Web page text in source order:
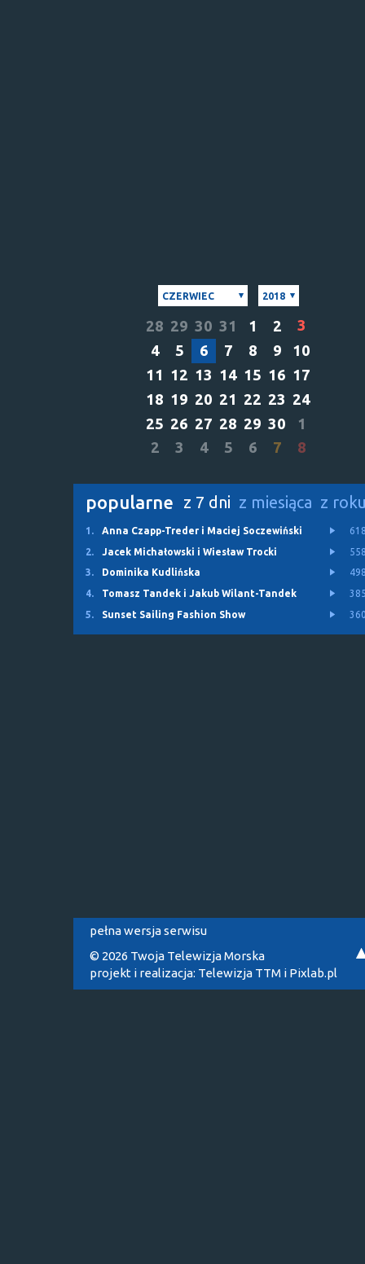
CZERWIEC 2018
28 29 30 31 1 2
3
4
5 6 7 8 9
10
11 12 13 14 15 16 17
18 19 20 21 22 23 24
25 26 27 28 29 30
1
2
3 4 5 6 7 8
popularne z 7 dni z miesiąca z
1. Anna Czapp-Treder i Maciej Soczewiński
2.
Jacek Michałowski i Wiesław Trocki
3.
Dominika Kudlińska
4.
Tomasz Tandek i Jakub Wilant-Tandek
5.
Sunset Sailing Fashion Show
pełna wersja serwisu
© 2026 Twoja Telewizja Morska
projekt i realizacja: Telewizja TTM i Pixlab.pl